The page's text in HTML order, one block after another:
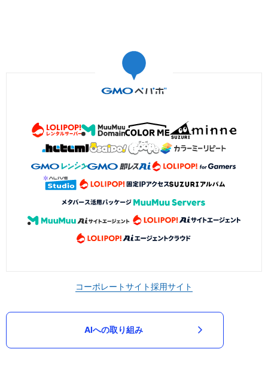
コーポレートサイト採用サイト
AIへの取り組み